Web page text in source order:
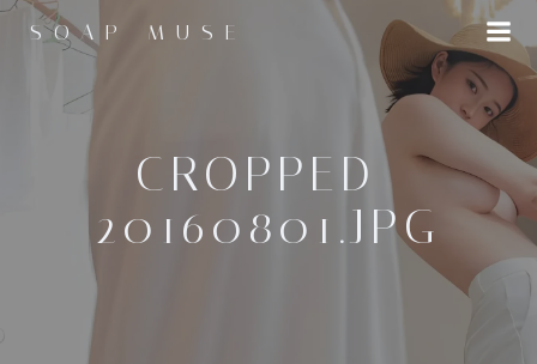
へ
ス
キ
ッ
SOAP MUSE
CROPPED-
20160801.JPG